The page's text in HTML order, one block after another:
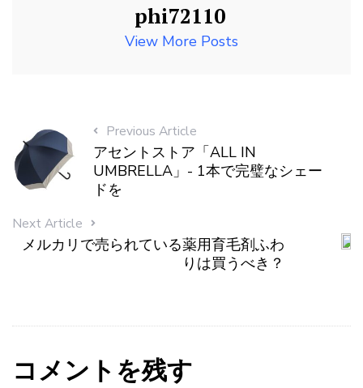
phi72110
View More Posts
Previous Article
アセントストア「ALL IN
UMBRELLA」- 1本で完璧なシェー
ドを
Next Article
メルカリで売られている薬用育毛剤ふわ
りは買うべき？
コメントを残す